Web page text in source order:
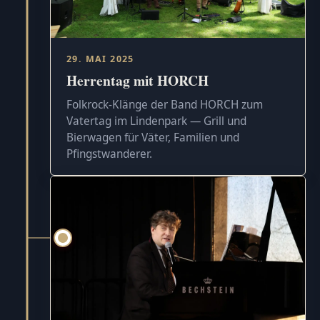
29. MAI 2025
Herrentag mit HORCH
Folkrock-Klänge der Band HORCH zum
Vatertag im Lindenpark — Grill und
Bierwagen für Väter, Familien und
Pfingstwanderer.